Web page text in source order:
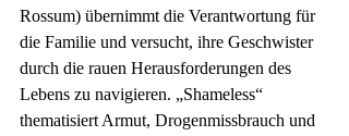
Rossum) übernimmt die Verantwortung für
die Familie und versucht, ihre Geschwister
durch die rauen Herausforderungen des
Lebens zu navigieren. „Shameless“
thematisiert Armut, Drogenmissbrauch und